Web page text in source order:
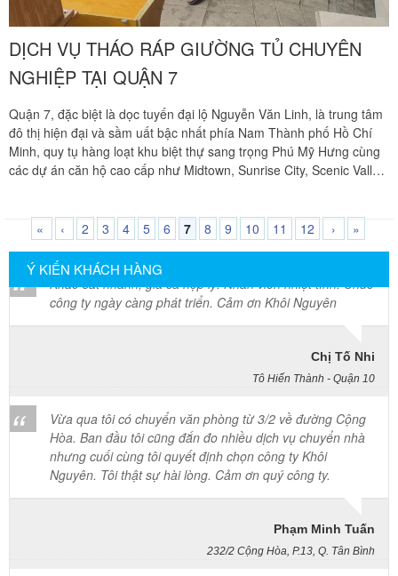
DỊCH VỤ THÁO RÁP GIƯỜNG TỦ CHUYÊN
NGHIỆP TẠI QUẬN 7
Quận 7, đặc biệt là dọc tuyến đại lộ Nguyễn Văn Linh, là trung tâm
đô thị hiện đại và sầm uất bậc nhất phía Nam Thành phố Hồ Chí
Minh, quy tụ hàng loạt khu biệt thự sang trọng Phú Mỹ Hưng cùng
các dự án căn hộ cao cấp như Midtown, Sunrise City, Scenic Valley,
đồ gỗ nhập khẩu tinh xảo hoặc hệ thống tủ quần áo âm tường sát
trần, giường thông minh có kết cấu cơ khí phức tạp.
« ‹ 2 3 4 5 6 7 8 9 10 11 12 › »
Ý KIẾN KHÁCH HÀNG
Mai Hương
Công ty Khôi Nguyên chuyển hàng của cô bao bọc đóng
gói rất cẩn thận. Cô rất hài lòng
Cô Loan
Khảo sát nhanh, giá cả hợp lý. Nhân viên nhiệt tình. Chúc
công ty ngày càng phát triển. Cảm ơn Khôi Nguyên
Chị Tố Nhi
Vừa qua tôi có chuyển văn phòng từ 3/2 về đường Cộng
nhưng cuối cùng tôi quyết định chọn công ty Khôi
Nguyên. Tôi thật sự hài lòng. Cảm ơn quý công ty.
Phạm Minh Tuấn
Vợ chồng tôi vừa chuyển về nhà mới ở Chưng cư Thái An